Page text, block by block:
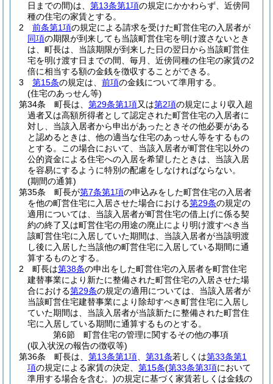
日までの間)は、 第13条第1項の規定にかかわらず、近傍同
種の住宅の家賃とする。
2
前条第1項の規定による請求を受けた町営住宅の入居者が
同項の期限が到来しても当該町営住宅を明け渡さないとき
は、町長は、当該期限が到来した日の翌日から当該町営住
宅を明け渡す日までの間、毎月、近傍同種の住宅の家賃の2
倍に相当する額の金銭を徴収することができる。
3
第15条の規定は、 前項の金銭について準用する。
(住宅のあっせん等)
第34条
町長は、 第29条第1項又は第2項の規定により収入超
過者又は高額所得者として認定された町営住宅の入居者に
対し、当該入居者から申出があったときその他必要がある
と認めるときは、他の適当な住宅のあっせん等をするもの
とする。
この場合において、当該入居者が町営住宅以外の
公的資金による住宅への入居を希望したときは、当該入居
を容易にするように特別の配慮をしなければならない。
(期間の通算)
第35条
町長が第7条第1項の申込みをした町営住宅の入居者
を他の町営住宅に入居させた場合における第29条の規定の
適用については、当該入居者が町営住宅の借上げに係る契
約の終了又は町営住宅の用途の廃止により明け渡すべき当
該町営住宅に入居していた期間は、当該入居者が当該明渡
し後に入居した当該他の町営住宅に入居している期間に通
算するものとする。
2
町長は第38条の申出をした町営住宅の入居者を町営住宅
建替事業により新たに整備された町営住宅の入居させた場
合における第29条の規定の適用については、当該入居者が
当該町営住宅建替事業により除却すべき町営住宅に入居し
ていた期間は、当該入居者が当該新たに整備された町営住
宅に入居している期間に通算するものとする。
第6節
町営住宅の管理に関するその他の事項
(収入状況の報告の徴収等)
第36条
町長は、 第13条第1項 第31条若しくは第33条第1
項の規定による家賃の決定、 第15条(第33条第3項において
準用する場合を含む。)の規定に基づく家賃若しくは金銭の